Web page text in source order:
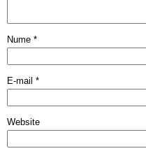
Nume *
E-mail *
Website